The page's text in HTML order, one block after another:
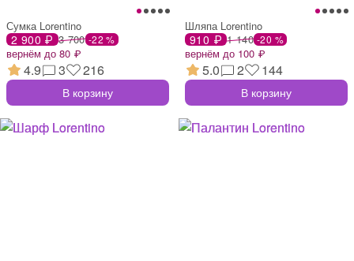
Сумка Lorentino
2 900 ₽ 3 700 -22 %
вернём до 80 ₽
4.9 3 216
В корзину
Шляпа Lorentino
910 ₽ 1 140 -20 %
вернём до 100 ₽
5.0 2 144
В корзину